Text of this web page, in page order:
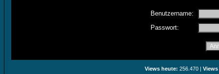
Benutzername:
Passwort:
Views heute: 256.470 |